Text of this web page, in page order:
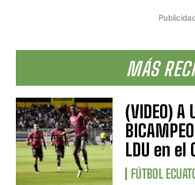
MÁS
(VIDEO) A
LDU en el
FÚTBOL